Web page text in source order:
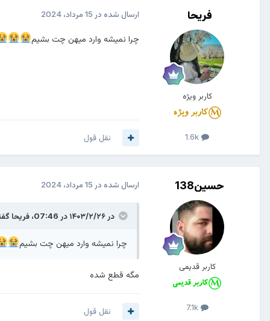
فریحا
کاربر ویژه
ارسال شده در 15 مرداد، 2024
چرا نمیشه وارد میهن چت بشیم
نقل قول
حسین138
کاربر قدیمی
7.1k
ارسال شده در 15 مرداد، 2024
در ۱۴۰۳/۲/۲۶ در 07:46، فریحا
چرا نمیشه وارد میهن چت بشیم
مگه قطع شده
نقل قول